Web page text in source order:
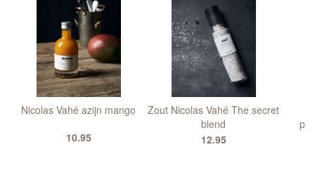
Nicolas Vahé azijn mango
10.95
Zout Nicolas Vahé The secret
blend
12.95